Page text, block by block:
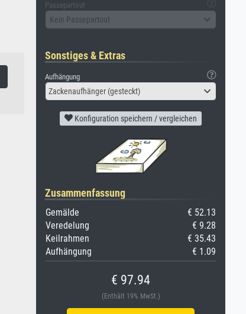
Passepartout
Kein Passepartout
Sonstiges & Extras
Aufhängung
Zackenaufhänger (gesteckt)
Konfiguration speichern / vergleichen
Zusammenfassung
Gemälde
€ 52.13
Veredelung
€ 9.28
Keilrahmen
€ 35.43
Aufhängung
€ 1.09
€ 97.94
(Enthält 19% MwSt.)